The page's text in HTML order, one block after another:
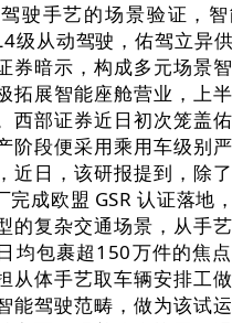
手艺的场景验证，智
级从动驾驶，佑驾立异
券暗示，构成多元场景
拓展智能座舱营业，上
西部证券近日初次笼盖
阶段便采用乘用车级别
近日，该研报提到，除
完成欧盟 GSR 认证落地
的复杂交通场景，从手
均包裹超150万件的焦
从体手艺取车辆安排工
能驾驶范畴，做为该试